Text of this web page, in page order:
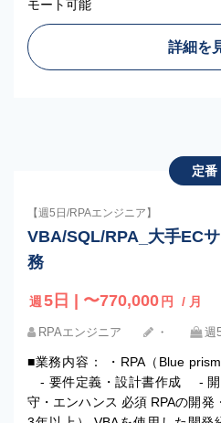
モート可能
詳細を
定番
【週5日/RPAエンジニア】
VBA/SQL/RPA_大手EC
務
週 5日 | 〜770,000 円 / 月
RPAエンジニア ・ 週
■業務内容： ・RPA（Blue
- 要件定義・設計書作成 - 開
守・エンハンス 必須 RPAの開発